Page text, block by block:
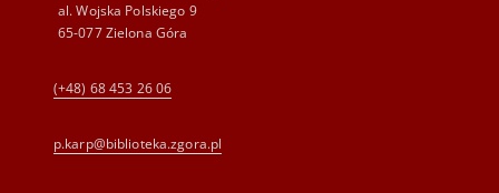
al. Wojska Polskiego 9
65-077 Zielona Góra
(+48) 68 453 26 06
p.karp@biblioteka.zgora.pl